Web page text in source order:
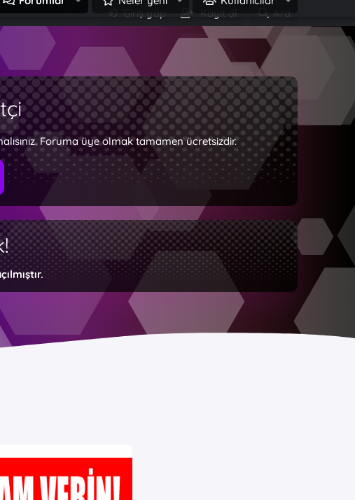
Giriş yap Kayıt ol Ara
Foruma üye olmak tamamen ücretsizdir.